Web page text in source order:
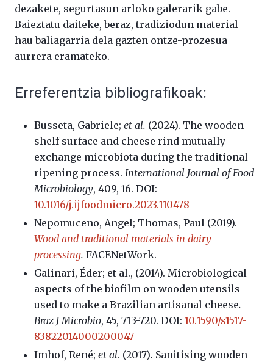
dezakete, segurtasun arloko galerarik gabe.
Baieztatu daiteke, beraz, tradiziodun material
hau baliagarria dela gazten ontze-prozesua
aurrera eramateko.
Erreferentzia bibliografikoak:
Busseta, Gabriele; et al. (2024). The wooden
shelf surface and cheese rind mutually
exchange microbiota during the traditional
ripening process. International Journal of Food
Microbiology, 409, 16. DOI:
10.1016/j.ijfoodmicro.2023.110478
Nepomuceno, Angel; Thomas, Paul (2019).
Wood and traditional materials in dairy
processing. FACENetWork.
Galinari, Éder; et al., (2014). Microbiological
aspects of the biofilm on wooden utensils
used to make a Brazilian artisanal cheese.
Braz J Microbio, 45, 713-720. DOI: 10.1590/s1517-
83822014000200047
Imhof, René; et al. (2017). Sanitising wooden